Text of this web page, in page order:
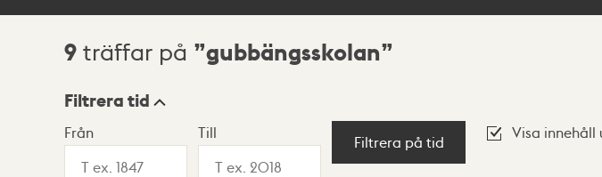
Sökresultat
9 träffar på gubbängsskolan
Visningsläge
Filtrera tid
Från Till
Filtrera på tid
Visa innehåll